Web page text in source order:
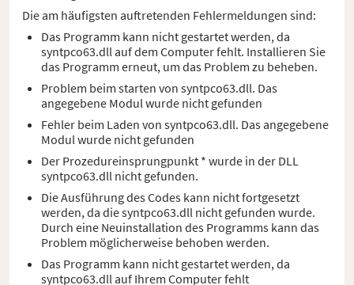
Die am häufigsten auftretenden Fehlermeldungen sind:
Das Programm kann nicht gestartet werden, da
syntpco63.dll auf dem Computer fehlt. Installieren Sie
das Programm erneut, um das Problem zu beheben.
Problem beim starten von syntpco63.dll. Das
angegebene Modul wurde nicht gefunden
Fehler beim Laden von syntpco63.dll. Das angegebene
Modul wurde nicht gefunden
Der Prozedureinsprungpunkt * wurde in der DLL
syntpco63.dll nicht gefunden.
Die Ausführung des Codes kann nicht fortgesetzt
werden, da die syntpco63.dll nicht gefunden wurde.
Durch eine Neuinstallation des Programms kann das
Problem möglicherweise behoben werden.
Das Programm kann nicht gestartet werden, da
syntpco63.dll auf Ihrem Computer fehlt